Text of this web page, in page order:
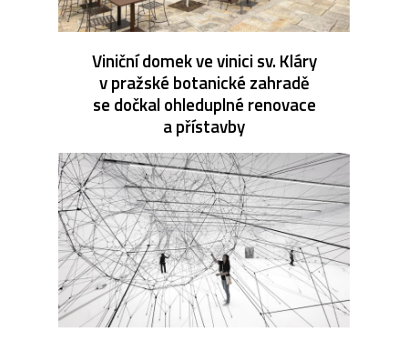
Viniční domek ve vinici sv. Kláry
v pražské botanické zahradě
se dočkal ohleduplné renovace
a přístavby